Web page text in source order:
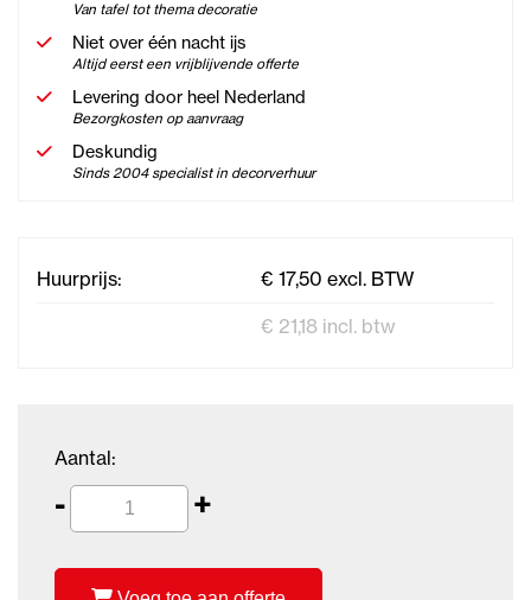
Van tafel tot thema decoratie
Niet over één nacht ijs
Altijd eerst een vrijblijvende offerte
Levering door heel Nederland
Bezorgkosten op aanvraag
Deskundig
Sinds 2004 specialist in decorverhuur
Huurprijs:
€ 17,50 excl. BTW
€ 21,18 incl. btw
Aantal:
- +